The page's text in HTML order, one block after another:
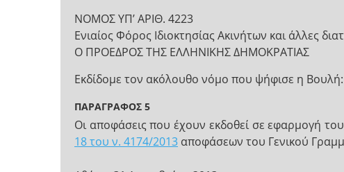
ΝΟΜΟΣ ΥΠ’ ΑΡΙΘ. 4223
Ενιαίος Φόρος Ιδιοκτησίας Ακινήτων και άλλες
Ο ΠΡΟΕΔΡΟΣ ΤΗΣ ΕΛΛΗΝΙΚΗΣ ΔΗΜΟΚΡΑΤΙΑΣ
Εκδίδομε τον ακόλουθο νόμο που ψήφισε η Βουλή:
ΠΑΡΑΓΡΑΦΟΣ 5
Οι αποφάσεις που έχουν εκδοθεί σε εφαρμογή του
18 του ν. 4174/2013 αποφάσεων του Γενικού